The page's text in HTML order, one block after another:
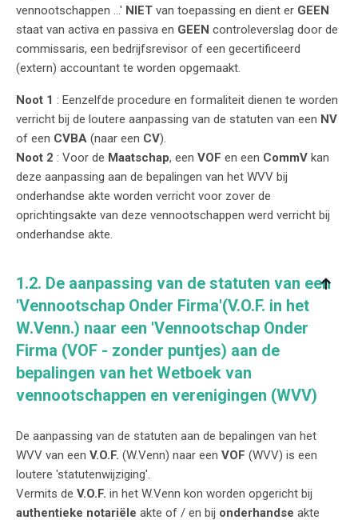
vennootschappen ...' NIET van toepassing en dient er GEEN
staat van activa en passiva en GEEN controleverslag door de
commissaris, een bedrijfsrevisor of een gecertificeerd
(extern) accountant te worden opgemaakt.
Noot 1 : Eenzelfde procedure en formaliteit dienen te worden
verricht bij de loutere aanpassing van de statuten van een NV
of een CVBA (naar een CV).
Noot 2 : Voor de Maatschap, een VOF en een CommV kan
deze aanpassing aan de bepalingen van het WVV bij
onderhandse akte worden verricht voor zover de
oprichtingsakte van deze vennootschappen werd verricht bij
onderhandse akte.
1.2. De aanpassing van de statuten van een
'Vennootschap Onder Firma'(V.O.F. in het
W.Venn.) naar een 'Vennootschap Onder
Firma (VOF - zonder puntjes) aan de
bepalingen van het Wetboek van
vennootschappen en verenigingen (WVV)
De aanpassing van de statuten aan de bepalingen van het
WVV van een V.O.F. (W.Venn) naar een VOF (WVV) is een
loutere 'statutenwijziging'.
Vermits de V.O.F. in het W.Venn kon worden opgericht bij
authentieke notariële akte of / en bij onderhandse akte